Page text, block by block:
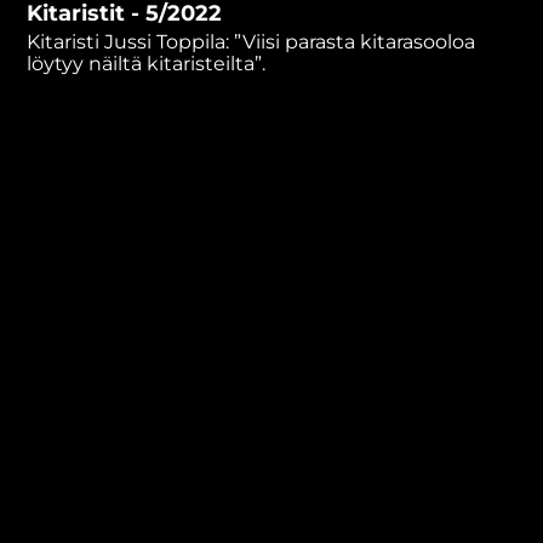
minutes,
second
Kitaristit - 5/2022
Kitaristi Jussi Toppila: ”Viisi parasta kitarasooloa
löytyy näiltä kitaristeilta”.